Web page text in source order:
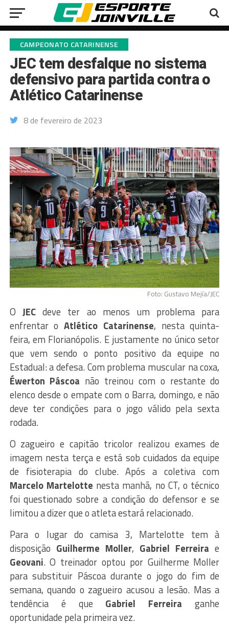
CAMPEONATO CATARINENSE
JEC tem desfalque no sistema
defensivo para partida contra o
Atlético Catarinense
8 de fevereiro de 2023
Foto: Gustavo Mejía/JEC
O JECdeve ter ao menos um problema para
enfrentar o Atlético Catarinense, nesta quinta-
feira, em Florianópolis. E justamente no único setor
que vem sendo o ponto positivo da equipe no
Estadual: a defesa. Com problema muscular na coxa,
Éwerton Páscoa não treinou com o restante do
elenco desde o empate com o Barra, domingo, e não
deve ter condições para o jogo válido pela sexta
rodada.
O zagueiro e capitão tricolor realizou exames de
imagem nesta terça e está sob cuidados da equipe
de fisioterapia do clube. Após a coletiva com
Marcelo Martelotte nesta manhã, no CT, o técnico
foi questionado sobre a condição do defensor e se
limitou a dizer que o atleta estará relacionado.
Para o lugar do camisa 3, Martelotte tem à
disposição Guilherme Moller, Gabriel Ferreira e
Geovani. O treinador optou por Guilherme Moller
para substituir Páscoa durante o jogo do fim de
semana, quando o zagueiro acusou a lesão. Mas a
tendência é que Gabriel Ferreira ganhe
oportunidade pela primeira vez.